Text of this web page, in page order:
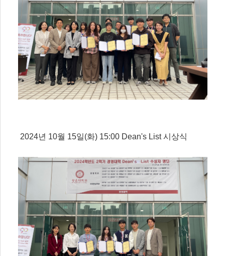
2024년 10월 15일(화) 15:00 Dean's List 시상식